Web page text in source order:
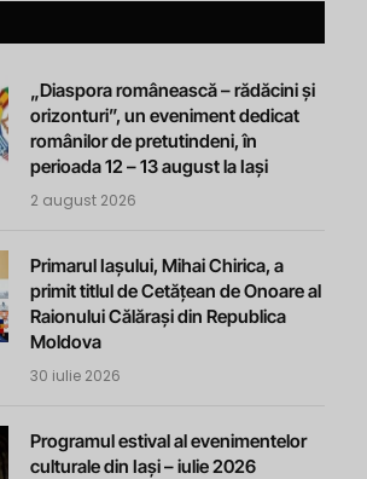
„Diaspora românească – rădăcini și
orizonturi”, un eveniment dedicat
românilor de pretutindeni, în
perioada 12 – 13 august la Iași
2 august 2026
Primarul Iașului, Mihai Chirica, a
primit titlul de Cetățean de Onoare al
Raionului Călărași din Republica
Moldova
30 iulie 2026
Programul estival al evenimentelor
culturale din Iași – iulie 2026